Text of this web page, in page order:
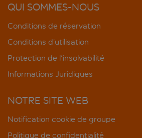
QUI SOMMES-NOUS
Conditions de réservation
Conditions d’utilisation
Protection de l'insolvabilité
Informations Juridiques
NOTRE SITE WEB
Notification cookie de groupe
Politique de confidentialité